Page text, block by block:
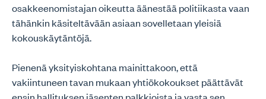
osakkeenomistajan oikeutta äänestää politiikasta vaan
tähänkin käsiteltävään asiaan sovelletaan yleisiä
kokouskäytäntöjä.
Pienenä yksityiskohtana mainittakoon, että
vakiintuneen tavan mukaan yhtiökokoukset päättävät